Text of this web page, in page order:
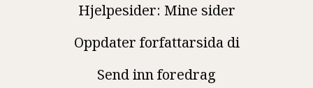
Hjelpesider: Mine sider
Oppdater forfattarsida di
Send inn foredrag